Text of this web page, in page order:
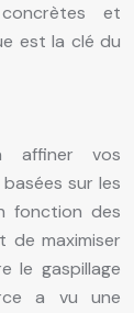
et
est la clé du
affiner vos
sur les
fonction des
de maximiser
le gaspillage
a vu une